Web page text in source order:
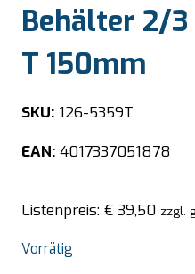
Behälter 2/
T 150mm
SKU: 126-5359T
EAN: 4017337051878
Listenpreis: € 39,50 zzgl.
Vorrätig